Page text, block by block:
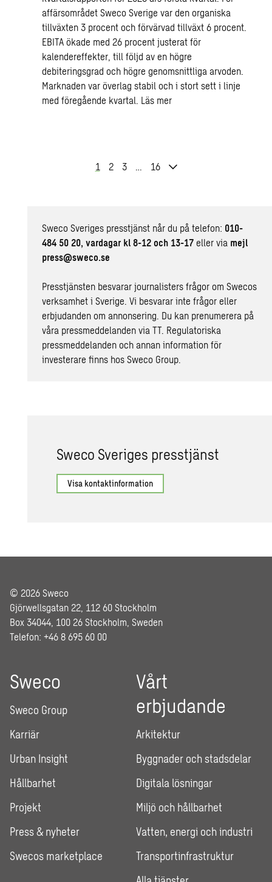
affärsområdet Sweco Sverige var den organiska
tillväxten 3 procent och förvärvad tillväxt 6 procent.
EBITA ökade med 26 procent justerat för
kalendereffekter, till följd av en högre
debiteringsgrad och högre genomsnittliga arvoden.
Marknaden var överlag stabil och i stort sett i linje
med föregående kvartal. Läs mer
1 2 3 … 16
Sweco Sveriges presstjänst når du på telefon: 010-
484 50 20, vardagar kl 8-12 och 13-17eller via mejl
press@sweco.se
Presstjänsten besvarar journalisters frågor om Swecos
verksamhet i Sverige. Vi besvarar inte frågor eller
erbjudanden om annonsering. Du kan prenumerera på
våra pressmeddelandenvia TT. Regulatoriska
pressmeddelanden och annan information för
investerare finns hosSweco Group.
Sweco Sve­ri­ges press­tjänst
Visa kontaktinformation
© 2026 Sweco
Gjörwellsgatan 22, 112 60 Stockholm
Box 34044, 100 26 Stockholm, Sweden
Telefon: +46 8 695 60 00
Sweco
Sweco Group
Karriär
Urban Insight
Hållbarhet
Projekt
Press & nyheter
Swecos marketplace
Vårt
erbjudande
Arkitektur
Byggnader och stadsdelar
Digitala lösningar
Miljö och hållbarhet
Vatten, energi och industri
Transportinfrastruktur